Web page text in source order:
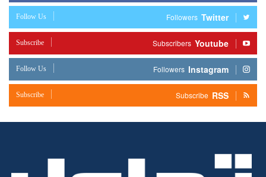
Twitter
Followers
Follow Us
Youtube
Subscribers
Subscribe
Instagram
Followers
Follow Us
RSS
Subscribe
Subscribe